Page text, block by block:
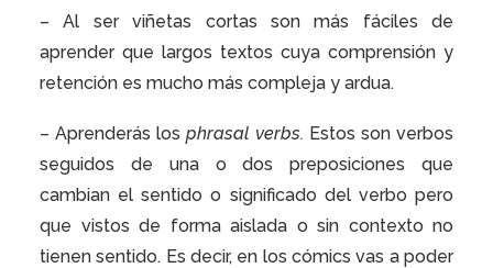
– Al ser viñetas cortas son más fáciles de
aprender que largos textos cuya comprensión y
retención es mucho más compleja y ardua.
– Aprenderás los phrasal verbs. Estos son verbos
seguidos de una o dos preposiciones que
cambian el sentido o significado del verbo pero
que vistos de forma aislada o sin contexto no
tienen sentido. Es decir, en los cómics vas a poder